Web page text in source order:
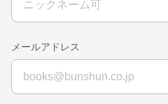
メールアドレス